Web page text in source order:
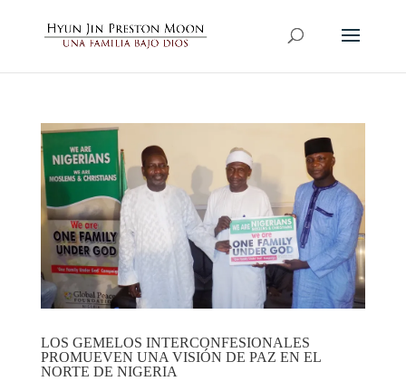
LOS GEMELOS INTERCONFESIONALES
PROMUEVEN UNA VISIÓN DE PAZ EN EL
NORTE DE NIGERIA